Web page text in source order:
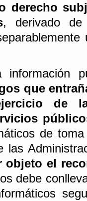
derecho
, derivado de
que
de
de
las
objeto el
debe